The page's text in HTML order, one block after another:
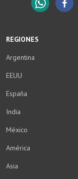
REGIONES
Argentina
EEUU
España
India
México
América
Asia